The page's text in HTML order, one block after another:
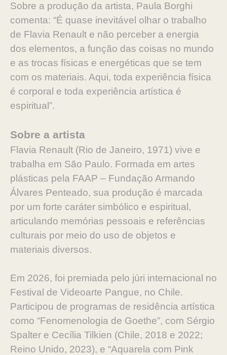
Sobre a produção da artista, Paula Borghi
comenta: “É quase inevitável olhar o trabalho
de Flavia Renault e não perceber a energia
dos elementos, a função das coisas no mundo
e as trocas físicas e energéticas que se tem
com os materiais. Aqui, toda experiência física
é corporal e toda experiência artística é
espiritual”.
Sobre a artista
Flavia Renault (Rio de Janeiro, 1971) vive e
trabalha em São Paulo. Formada em artes
plásticas pela FAAP – Fundação Armando
Álvares Penteado, sua produção é marcada
por um forte caráter simbólico e espiritual,
articulando memórias pessoais e referências
culturais por meio do uso de objetos e
materiais diversos.
Em 2026, foi premiada pelo júri internacional no
Festival de Videoarte Pangue, no Chile.
Participou de programas de residência artística
como “Fenomenologia de Goethe”, com Sérgio
Spalter e Cecília Tilkien (Chile, 2018 e 2022;
Reino Unido, 2023), e “Aquarela com Pink